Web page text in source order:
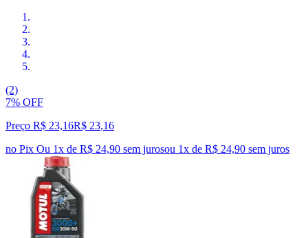
(2)
7% OFF
Preço R$ 23,16R$ 23,16
no Pix Ou 1x de R$ 24,90 sem jurosou 1x de R$ 24,90 sem juros